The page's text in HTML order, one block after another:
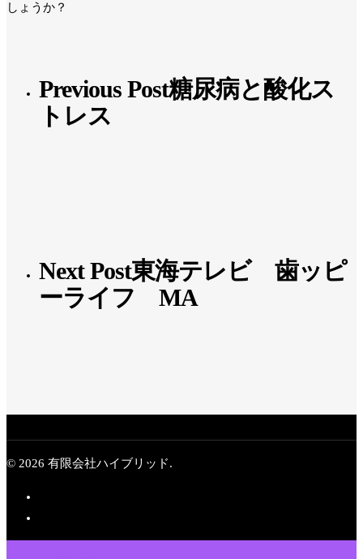
しょうか？
Previous Post糖尿病と酸化ス
トレス
Next Post東海テレビ 歯ッピ
ーライフ MA
© 2026 有限会社ハイブリッド.